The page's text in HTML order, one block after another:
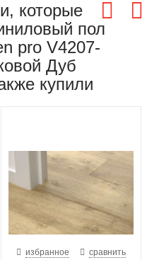
которые
пол
pro V4207-
Дуб
купили
избранное сравнить